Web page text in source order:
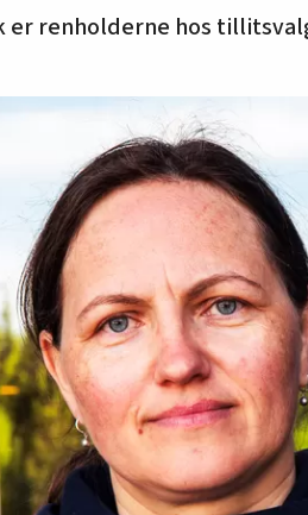
renholderne hos